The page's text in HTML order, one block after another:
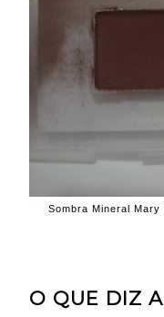
Sombra Mineral
O QUE DIZ